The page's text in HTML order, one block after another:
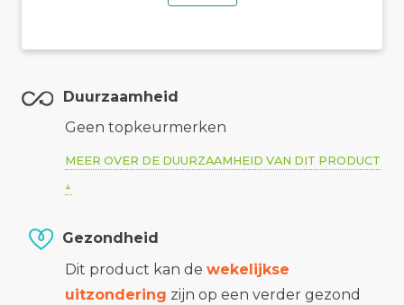
Duurzaamheid
Geen topkeurmerken
MEER OVER DE DUURZAAMHEID VAN DIT PRODUCT
Gezondheid
Dit product kan de wekelijkse
uitzondering zijn op een verder gezond